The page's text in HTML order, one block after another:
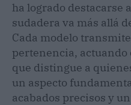
ha logrado destacarse
sudadera va más allá
Cada modelo
pertenencia, actuando
que distingue a
un aspecto
acabados precisos y